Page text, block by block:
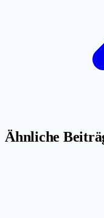
Ähnliche